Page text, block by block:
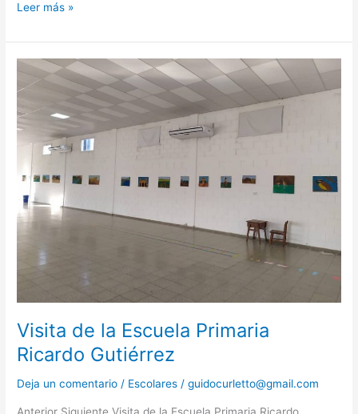
Leer más »
Visita de la Escuela Primaria
Ricardo Gutiérrez
Deja un comentario / Escolares /guidocurletto@gmail.com
Anterior Siguiente Visita de la Escuela Primaria Ricardo
Visita
la
Escuela
Primaria
Ricardo
Gutiérrez